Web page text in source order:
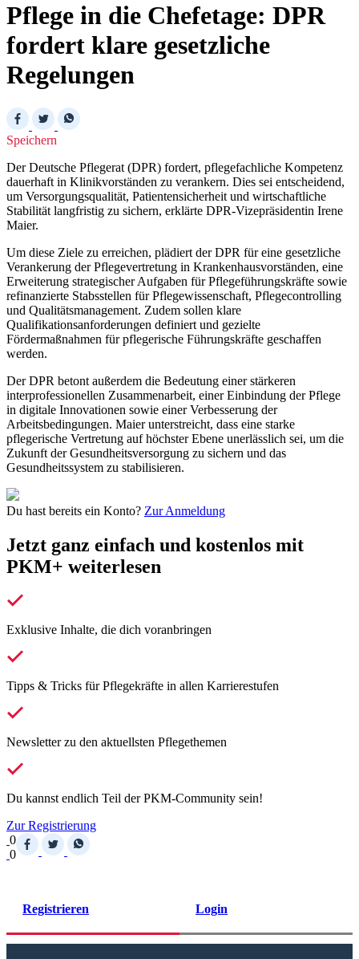
Pflege in die Chefetage: DPR
fordert klare gesetzliche
Regelungen
Speichern
Der Deutsche Pflegerat (DPR) fordert, pflegefachliche Kompetenz
dauerhaft in Klinikvorständen zu verankern. Dies sei entscheidend,
um Versorgungsqualität, Patientensicherheit und wirtschaftliche
Stabilität langfristig zu sichern, erklärte DPR-Vizepräsidentin Irene
Maier.
Um diese Ziele zu erreichen, plädiert der DPR für eine gesetzliche
Verankerung der Pflegevertretung in Krankenhausvorständen, eine
Erweiterung strategischer Aufgaben für Pflegeführungskräfte sowie
refinanzierte Stabsstellen für Pflegewissenschaft, Pflegecontrolling
und Qualitätsmanagement. Zudem sollen klare
Qualifikationsanforderungen definiert und gezielte
Fördermaßnahmen für pflegerische Führungskräfte geschaffen
werden.
Der DPR betont außerdem die Bedeutung einer stärkeren
interprofessionellen Zusammenarbeit, einer Einbindung der Pflege
in digitale Innovationen sowie einer Verbesserung der
Arbeitsbedingungen. Maier unterstreicht, dass eine starke
pflegerische Vertretung auf höchster Ebene unerlässlich sei, um die
Zukunft der Gesundheitsversorgung zu sichern und das
Gesundheitssystem zu stabilisieren.
Du hast bereits ein Konto? Zur Anmeldung
Jetzt ganz einfach und kostenlos mit
PKM+ weiterlesen
Exklusive Inhalte, die dich voranbringen
Tipps & Tricks für Pflegekräfte in allen Karrierestufen
Newsletter zu den aktuellsten Pflegethemen
Du kannst endlich Teil der PKM-Community sein!
Zur Registrierung
0
0
Registrieren Login